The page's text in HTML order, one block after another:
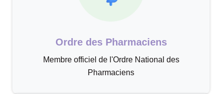
Ordre des Pharmaciens
Membre officiel de l'Ordre National des
Pharmaciens